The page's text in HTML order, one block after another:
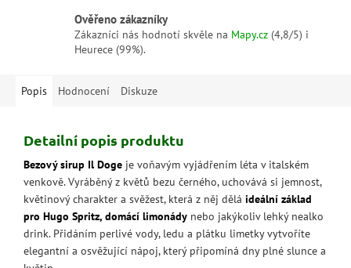
Ověřeno zákazníky
Zákazníci nás hodnotí skvěle na Mapy.cz (4,8/5) i
Heurece (99%).
Popis Hodnocení Diskuze
Detailní popis produktu
Bezový sirup Il Doge je voňavým vyjádřením léta v italském
venkově. Vyráběný z květů bezu černého, uchovává si jemnost,
květinový charakter a svěžest, která z něj dělá ideální základ
pro Hugo Spritz, domácí limonády nebo jakýkoliv lehký nealko
drink. Přidáním perlivé vody, ledu a plátku limetky vytvoříte
elegantní a osvěžující nápoj, který připomíná dny plné slunce a